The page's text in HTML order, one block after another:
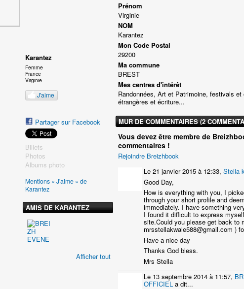
Karantez
Femme
France
Virginie
J'aime
Partager sur Facebook
Billets
Photos
Albums photo
Mentions « J'aime » de
Karantez
AMIS DE KARANTEZ
Afficher tout
Prénom
Virginie
NOM
Karantez
Mon Code Postal
29200
Ma commune
BREST
Mes centres d'intérêt
Randonnées, Art et Patrimoine, festivals
étrangères et écriture...
MUR DE COMMENTAIRES (2
Vous devez être membre de
commentaires !
Rejoindre Breizhbook
Le 21 janvier 2015 à 12:33, Stella
Good Day,
How is everything with you, I
through your short profile and
immediately. I have something
I found it difficult to express
site.Could you please get back to
mrsstellakwale588@gmail.com )
Have a nice day
Thanks God bless.
Mrs Stella
Le 13 septembre 2014 à 11:57,
OFFICIEL a dit...